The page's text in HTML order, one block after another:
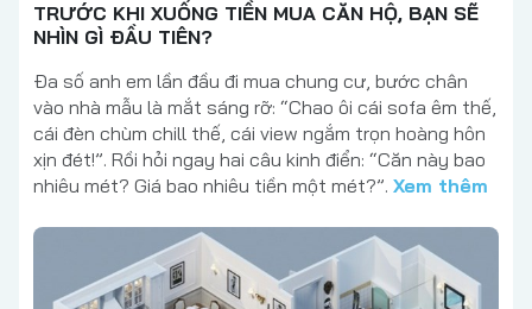
TRƯỚC KHI XUỐNG TIỀN MUA CĂN HỘ, BẠN SẼ
NHÌN GÌ ĐẦU TIÊN?
Đa số anh em lần đầu đi mua chung cư, bước chân
vào nhà mẫu là mắt sáng rỡ: “Chao ôi cái sofa êm thế,
cái đèn chùm chill thế, cái view ngắm trọn hoàng hôn
xịn đét!”. Rồi hỏi ngay hai câu kinh điển: “Căn này bao
nhiêu mét? Giá bao nhiêu tiền một mét?”. Xem thêm